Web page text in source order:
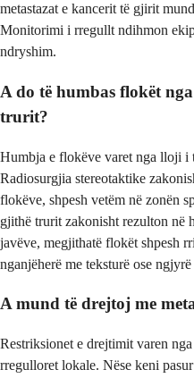
metastazat e kancerit të gjirit
Monitorimi i rregullt ndihmon
ndryshim.
A do të humbas flokët
trurit?
Humbja e flokëve varet nga lloji i
Radiosurgjia stereotaktike
flokëve, shpesh vetëm në zonën
gjithë trurit zakonisht rezulton në
javëve, megjithatë flokët shpesh
nganjëherë me teksturë ose
A mund të drejtoj me
Restriksionet e drejtimit varen
rregulloret lokale. Nëse keni